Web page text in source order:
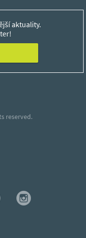
aktuality.
reserved.